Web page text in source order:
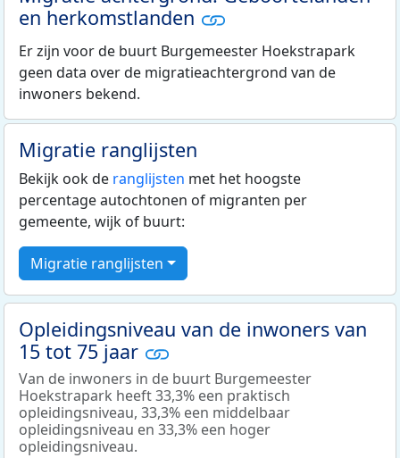
en herkomstlanden
Er zijn voor de buurt Burgemeester Hoekstrapark
geen data over de migratieachtergrond van de
inwoners bekend.
Migratie ranglijsten
Bekijk ook de ranglijsten met het hoogste
percentage autochtonen of migranten per
gemeente, wijk of buurt:
Migratie ranglijsten
Opleidingsniveau van de inwoners van
15 tot 75 jaar
Van de inwoners in de buurt Burgemeester
Hoekstrapark heeft 33,3% een praktisch
opleidingsniveau, 33,3% een middelbaar
opleidingsniveau en 33,3% een hoger
opleidingsniveau.